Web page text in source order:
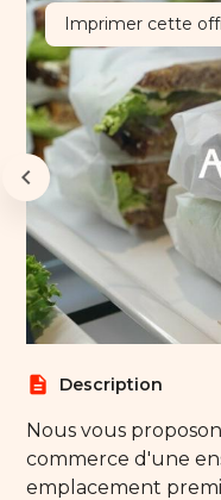
Imprimer cette
description Description
Nous vous
commerce d'une
emplacement